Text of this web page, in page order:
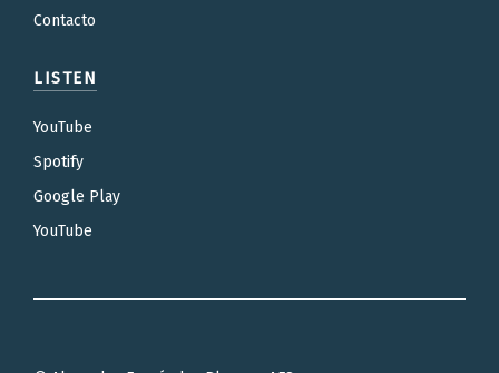
Contacto
LISTEN
YouTube
Spotify
Google Play
YouTube